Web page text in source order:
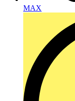
MAX